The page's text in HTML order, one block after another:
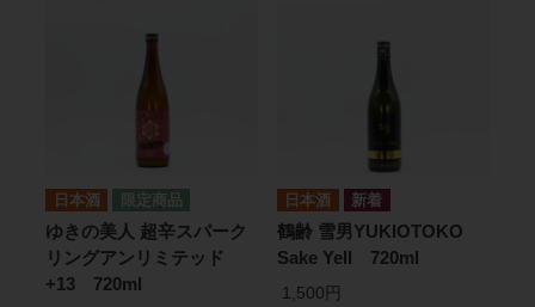
日本酒
ゆきの美人 超辛スパーク
リングアンリミテッド
+13 720ml
日本酒
鶴齢 雪男YUKIOTOKO
Sake Yell 720ml
1,500円